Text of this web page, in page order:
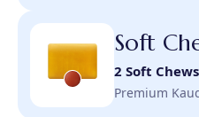
Soft
2 Soft
Premium